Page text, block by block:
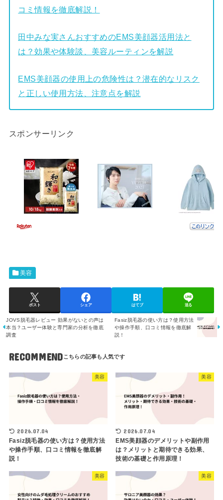
コミ情報を徹底解説！
田中みな実さんおすすめのEMS美顔器活用法と
は？効果や体験談、美容ルーティンを解説
EMS美顔器の使用上の危険性は？潜在的なリスク
と正しい使用方法、注意点を解説
スポンサーリンク
美容
ポスト シェア はてブ 送る
JOVS脱毛器レビュー 効果がないとの声は
本当？ユーザー体験と専門家の分析を徹底
調査
Fasiz脱毛器の使い方は？使用方法
や操作手順、口コミ情報を徹底解
説！
RECOMMEND
美容
2026.07.04
Fasiz脱毛器の使い方は？使用方法
や操作手順、口コミ情報を徹底解
説！
美容
2026.07.04
EMS美顔器のデメリットや副作用
は？メリットと期待できる効果、
技術の基礎と作用原理！
美容 美容